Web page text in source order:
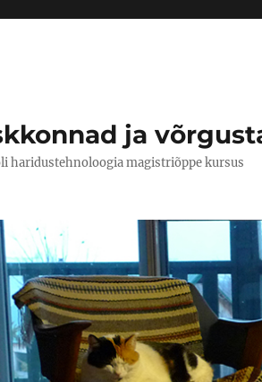
ja
haridustehnoloogia magistriõppe kursus